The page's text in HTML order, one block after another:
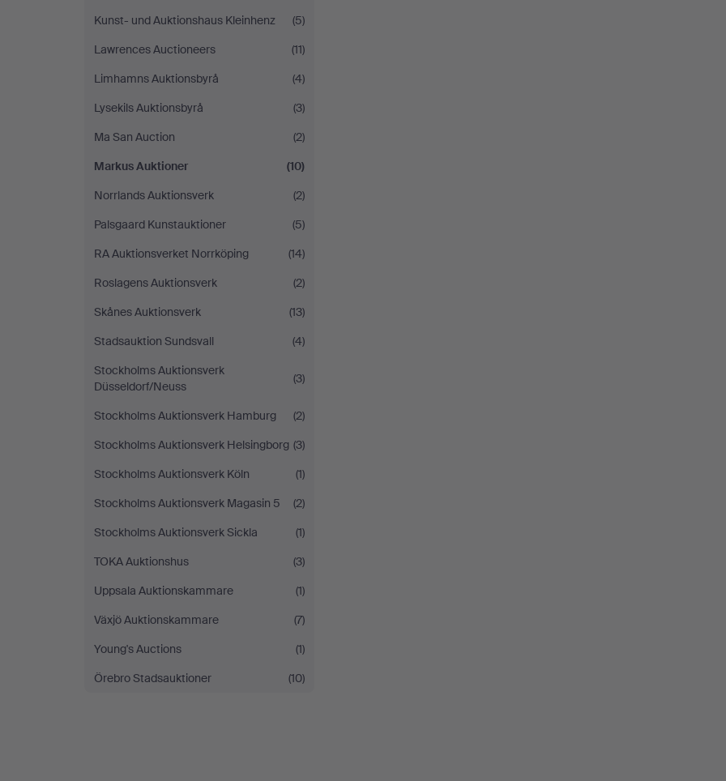
Kunst- und Auktionshaus Kleinhenz
(5)
Lawrences Auctioneers
(11)
Limhamns Auktionsbyrå
(4)
Lysekils Auktionsbyrå
(3)
Ma San Auction
(2)
Markus Auktioner
(10)
Norrlands Auktionsverk
(2)
Palsgaard Kunstauktioner
(5)
RA Auktionsverket Norrköping
(14)
Roslagens Auktionsverk
(2)
Skånes Auktionsverk
(13)
Stadsauktion Sundsvall
(4)
Stockholms Auktionsverk
Düsseldorf/Neuss
(3)
Stockholms Auktionsverk Hamburg
(2)
Stockholms Auktionsverk Helsingborg (3)
Stockholms Auktionsverk Köln
(1)
Stockholms Auktionsverk Magasin 5
(2)
Stockholms Auktionsverk Sickla
(1)
TOKA Auktionshus
(3)
Uppsala Auktionskammare
(1)
Växjö Auktionskammare
(7)
Young's Auctions
(1)
Örebro Stadsauktioner
(10)